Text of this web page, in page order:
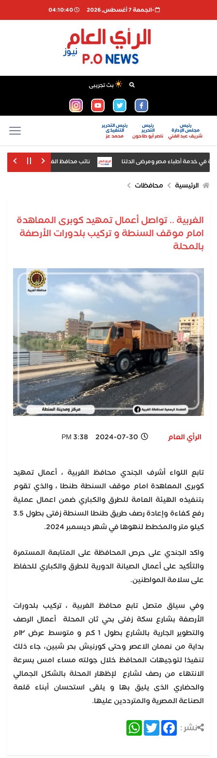
-الجمعة 7 أغسطس, 2026 04:10:40
بث تجريبى
رئيس
مجلس الإدارة
شريف عبد الغني
رئيس
التحرير
ناصر أبو طاحون
رئيس التحرير
التنفيذى
محمد عز
نائب محافظ الغربية يتابع ميدانيًا
الرئيسية محافظات
الغربية .. تواصل أعمال تمهيد كوبرى المعاهدة
امام موقف السنطة و تركيب بلدورات الأرصفة
بالمحلة
الرأي العام 2024-07-30 3:38 PM
تابع اللواء أشرف الجندي محافظ الغربية ، أعمال تمهيد
كوبرى المعاهدة امام موقف السنطة طنطا ، والذي تقوم
بتنفيذه الهيئة العامة للطرق والكباري ضمن اعمال عملية
رفع كفاءة وإعادة رصف طريق طنطا السنطة زفتى بطول 3.5
كيلو متر والمخطط لنهوها في شهر ديسمبر 2024.
واكد الجندي على حرص المحافظة على المتابعة المستمرة
والتأكيد على أعمال الصيانة الدورية للطرق والكباري للحفاظ
على سلامة المواطنين.
وفي سياق متصل تابع محافظ الغربية ، تركيب بلدورات
الأرصفة بشارع سكة زفتى بحي ثان المحلة أعمال الرصف
والتطوير الجارية بالشارع بطول 1 كم و متوسط عرض ١٢م
بداية من نعمان الاعصر وحتى كورنيش بحر شبين، جاء ذلك
تنفيذا لتوجيهات المحافظ خلال جولته مساء امس بسرعة
الانتهاء من رصف لشارع لإظهار المحلة بالشكل الجمالي
والحضاري الذى يليق بها و يلقى استحسان أبناء قلعة
الصناعة المصرية والمترددين عليها.
نشر : Facebook
Twitter
WhatsApp